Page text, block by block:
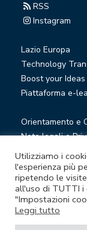
RSS
Instagram
Lazio Europa
Technology
Boost your Ideas
Piattaforma e-
Orientamento e
Note legali e
Privacy
Società
Whistleblowing
© Lazio Innova
Utilizziamo i
l'esperienza più
ripetendo le
all'uso di TUTTI i
"Impostazioni
Leggi tutto